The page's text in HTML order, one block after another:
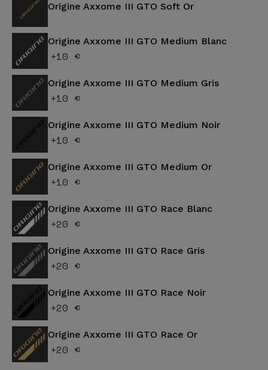
Origine Axxome III GTO Soft Or
Origine Axxome III GTO Medium Blanc
+10 €
Origine Axxome III GTO Medium Gris
+10 €
Origine Axxome III GTO Medium Noir
+10 €
Origine Axxome III GTO Medium Or
+10 €
Origine Axxome III GTO Race Blanc
+20 €
Origine Axxome III GTO Race Gris
+20 €
Origine Axxome III GTO Race Noir
+20 €
Origine Axxome III GTO Race Or
+20 €